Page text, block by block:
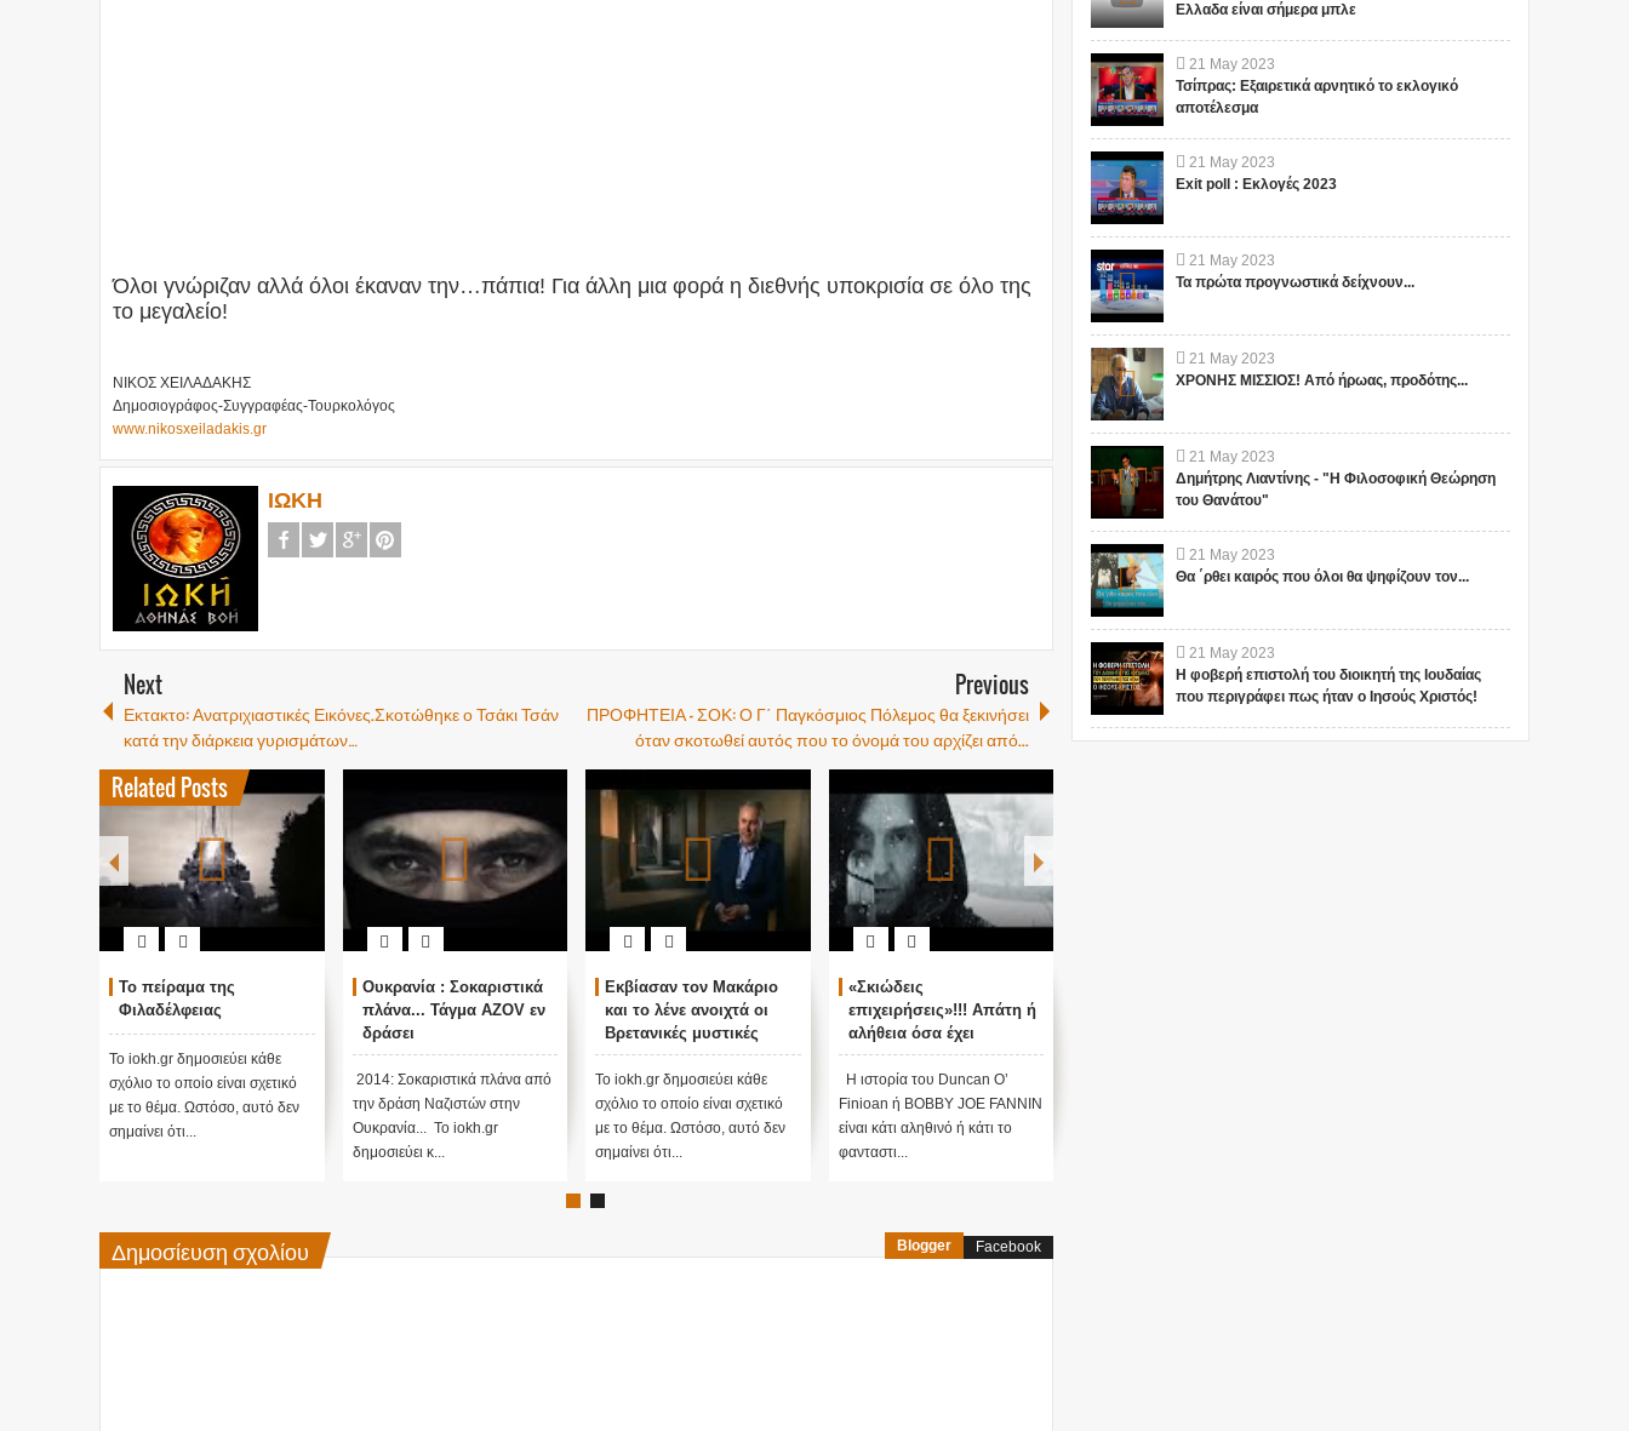
Όλοι γνώριζαν αλλά όλοι έκαναν την…πάπια! Για άλλη μια φορά η διεθνής υποκρισία σε όλο της
το μεγαλείο!
ΝΙΚΟΣ ΧΕΙΛΑΔΑΚΗΣ
Δημοσιογράφος-Συγγραφέας-Τουρκολόγος
www.nikosxeiladakis.gr
ΙΩΚΗ
Next
Εκτακτο: Ανατριχιαστικές Εικόνες.Σκοτώθηκε ο Τσάκι Τσάν
κατά την διάρκεια γυρισμάτων…
Previous
ΠΡΟΦΗΤΕΙΑ - ΣΟΚ: Ο Γ΄ Παγκόσμιος Πόλεμος θα ξεκινήσει
όταν σκοτωθεί αυτός που το όνομά του αρχίζει από...
Related Posts
Το πείραμα της
Το iokh.gr δημοσιεύει κάθε
σχόλιο το οποίο είναι σχετικό
με το θέμα. Ωστόσο, αυτό δεν
Ουκρανία : Σοκαριστικά
πλάνα... Τάγμα AZOV εν
δράσει
2014: Σοκαριστικά πλάνα από
την δράση Ναζιστών στην
Ουκρανία... Το iokh.gr
Εκβίασαν τον Μακάριο
και το λένε ανοιχτά οι
Βρετανικές μυστικές
υπηρεσίες...
Το iokh.gr δημοσιεύει κάθε
σχόλιο το οποίο είναι σχετικό
με το θέμα. Ωστόσο, αυτό δεν
«Σκιώδεις
επιχειρήσεις»!!! Απάτη ή
αλήθεια όσα έχει
αποκαλύψει ο Duncan
O’Finioan ;;;
Η ιστορία του Duncan O’
Finioan ή BOBBY JOE FANNIN
είναι κάτι αληθινό ή κάτι το
ΕΠΙΣΗΜΑ ΓΙΑ ΠΡΩΤΗ
ΠΟΛΕΜΟΣ ΣΕ ΔΙΕΘΝΕΣ
ΕΠΙΠΕΔΟ: ‘Havana
syndrome’
Σειρά ύποπτων επιθέσεων που
φαίνεται να στοχεύουν
διπλωματικά πρόσωπα και
Δημοσίευση σχολίου Blogger Facebook
Ελλαδα είναι σήμερα μπλε
21 May 2023
Τσίπρας: Εξαιρετικά αρνητικό το εκλογικό
αποτέλεσμα
21 May 2023
Exit poll : Εκλογές 2023
21 May 2023
Τα πρώτα προγνωστικά δείχνουν...
21 May 2023
ΧΡΟΝΗΣ ΜΙΣΣΙΟΣ! Από ήρωας, προδότης...
21 May 2023
Δημήτρης Λιαντίνης - "Η Φιλοσοφική Θεώρηση
του Θανάτου"
21 May 2023
Θα ΄ρθει καιρός που όλοι θα ψηφίζουν τον...
21 May 2023
Η φοβερή επιστολή του διοικητή της Ιουδαίας
που περιγράφει πως ήταν ο Ιησούς Χριστός!